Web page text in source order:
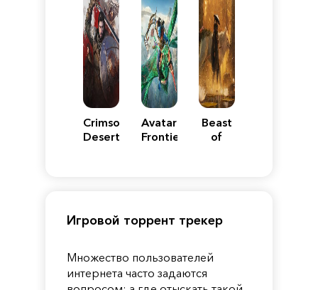
Crimson
Desert
Avatar:
Frontiers
Beast
of
Игровой торрент трекер
Множество пользователей
интернета часто задаются